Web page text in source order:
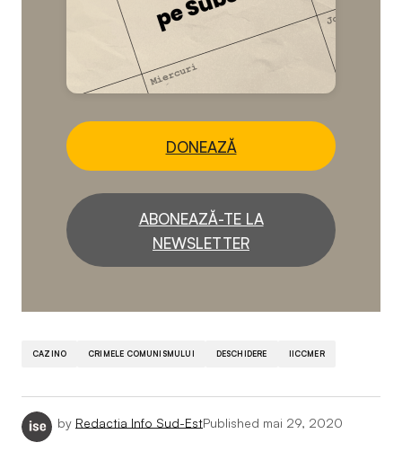
DONEAZĂ
ABONEAZĂ-TE LA
NEWSLETTER
CAZINO CRIMELE COMUNISMULUI DESCHIDERE IICCMER
by Redactia Info Sud-EstPublished mai 29, 2020